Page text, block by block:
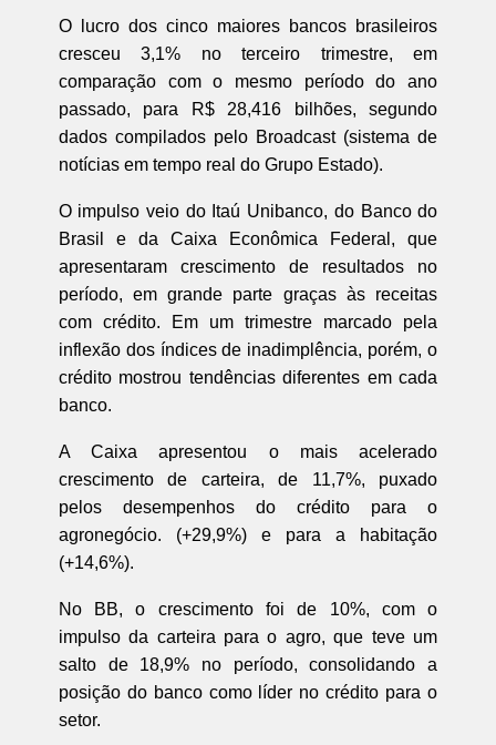
O lucro dos cinco maiores bancos brasileiros
cresceu 3,1% no terceiro trimestre, em
comparação com o mesmo período do ano
passado, para R$ 28,416 bilhões, segundo
dados compilados pelo Broadcast (sistema de
notícias em tempo real do Grupo Estado).
O impulso veio do Itaú Unibanco, do Banco do
Brasil e da Caixa Econômica Federal, que
apresentaram crescimento de resultados no
período, em grande parte graças às receitas
com crédito. Em um trimestre marcado pela
inflexão dos índices de inadimplência, porém, o
crédito mostrou tendências diferentes em cada
banco.
A Caixa apresentou o mais acelerado
crescimento de carteira, de 11,7%, puxado
pelos desempenhos do crédito para o
agronegócio. (+29,9%) e para a habitação
(+14,6%).
No BB, o crescimento foi de 10%, com o
impulso da carteira para o agro, que teve um
salto de 18,9% no período, consolidando a
posição do banco como líder no crédito para o
setor.